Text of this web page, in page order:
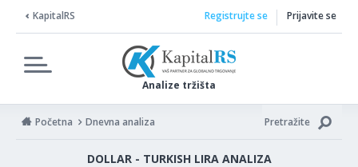
KapitalRS
Analize tržišta
Registrujte se Prijavite se
Početna Dnevna analiza Pretražite
DOLLAR - TURKISH LIRA ANALIZA